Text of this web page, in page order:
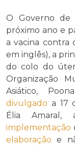
O Governo de
próximo ano e
a vacina contra
em inglês), a
do colo do
Organização
Asiático,
divulgado a 17
Élia
implementação
elaboração e